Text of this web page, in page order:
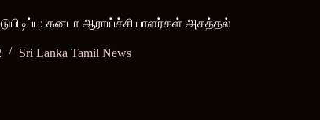
கனடா ஆராய்ச்சியாளர்கள் அசத்தல்
Sri Lanka Tamil News